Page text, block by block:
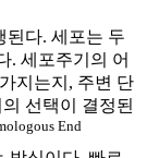
된다. 세포는 두
. 세포주기의 어
지는지, 주변 단
선택이 결정된
End